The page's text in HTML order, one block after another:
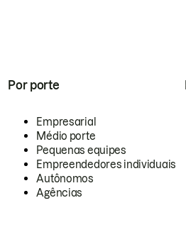
Por porte
Empresarial
Médio porte
Pequenas equipes
Empreendedores individuais
Autônomos
Agências